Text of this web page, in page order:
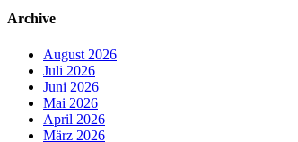
Archive
August 2026
Juli 2026
Juni 2026
Mai 2026
April 2026
März 2026